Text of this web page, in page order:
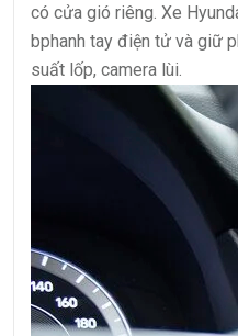
có cửa gió riêng. Xe
bphanh tay điện tử và giữ
suất lốp, camera lùi.